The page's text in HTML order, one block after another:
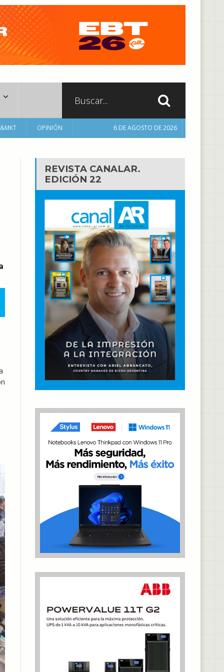
OPINIÓN 6 DE AGOSTO DE 2026
REVISTA CANALAR.
EDICIÓN 22